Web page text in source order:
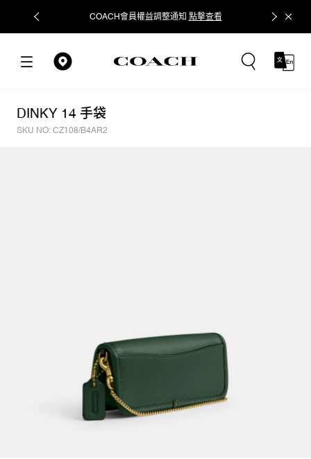
COACH會員權益調整通知 點擊查看 立即追蹤
DINKY 14 手袋
SKU NO: CZ108/B4AR2